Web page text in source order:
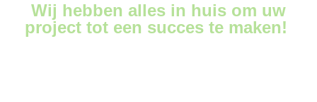
Wij hebben alles in huis om uw
project tot een succes te maken!